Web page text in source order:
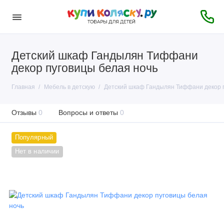
Детский шкаф Гандылян Тиффани
декор пуговицы белая ночь
Главная Мебель в детскую Детский шкаф Гандылян Тиффани декор
Отзывы 0 Вопросы и ответы 0
Популярный
Нет в наличии